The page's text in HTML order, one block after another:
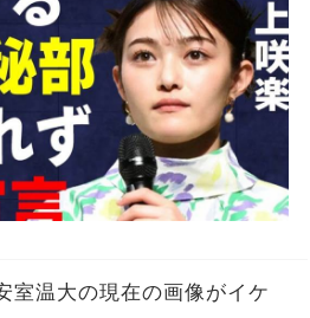
室温大の現在の画像がイケ